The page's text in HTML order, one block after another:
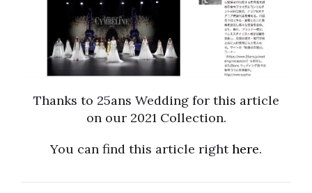
Thanks to 25ans Wedding for this article
on our 2021 Collection.
You can find this article righthere.